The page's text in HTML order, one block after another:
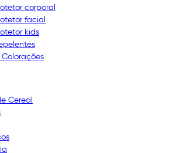
corporal
facial
kids
Cereal